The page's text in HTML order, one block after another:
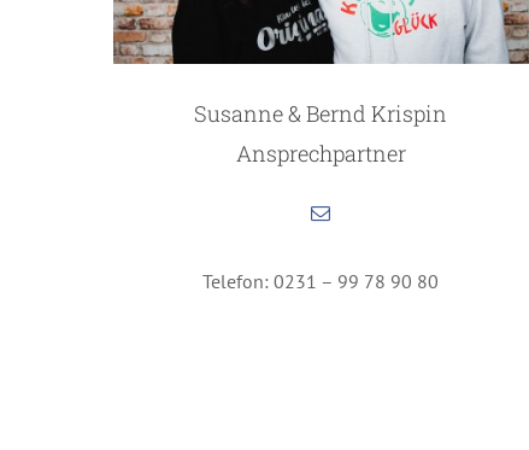
Susanne & Bernd Krispin
Ansprechpartner
Telefon: 0231 – 99 78 90 80